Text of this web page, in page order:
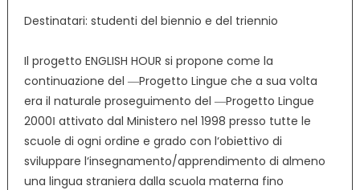
Destinatari: studenti del biennio e del triennio
Il progetto ENGLISH HOUR si propone come la
continuazione del ―Progetto Lingue che a sua volta
era il naturale proseguimento del ―Progetto Lingue
2000‖ attivato dal Ministero nel 1998 presso tutte le
scuole di ogni ordine e grado con l‘obiettivo di
sviluppare l‘insegnamento/apprendimento di almeno
una lingua straniera dalla scuola materna fino